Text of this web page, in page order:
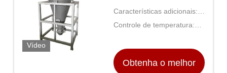
Vídeo
correias de parafuso
cônico para
de laboratório
Características adicionais:
Velocidade e temperatura
Controle de temperatura:
Obtenha o melhor